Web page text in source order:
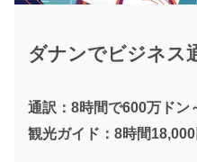
ダナンでビジネス
通訳：8時間で600万ドン
観光ガイド：8時間18,000